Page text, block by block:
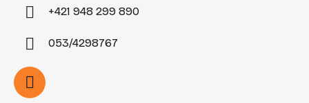
+421 948 299 890
053/4298767